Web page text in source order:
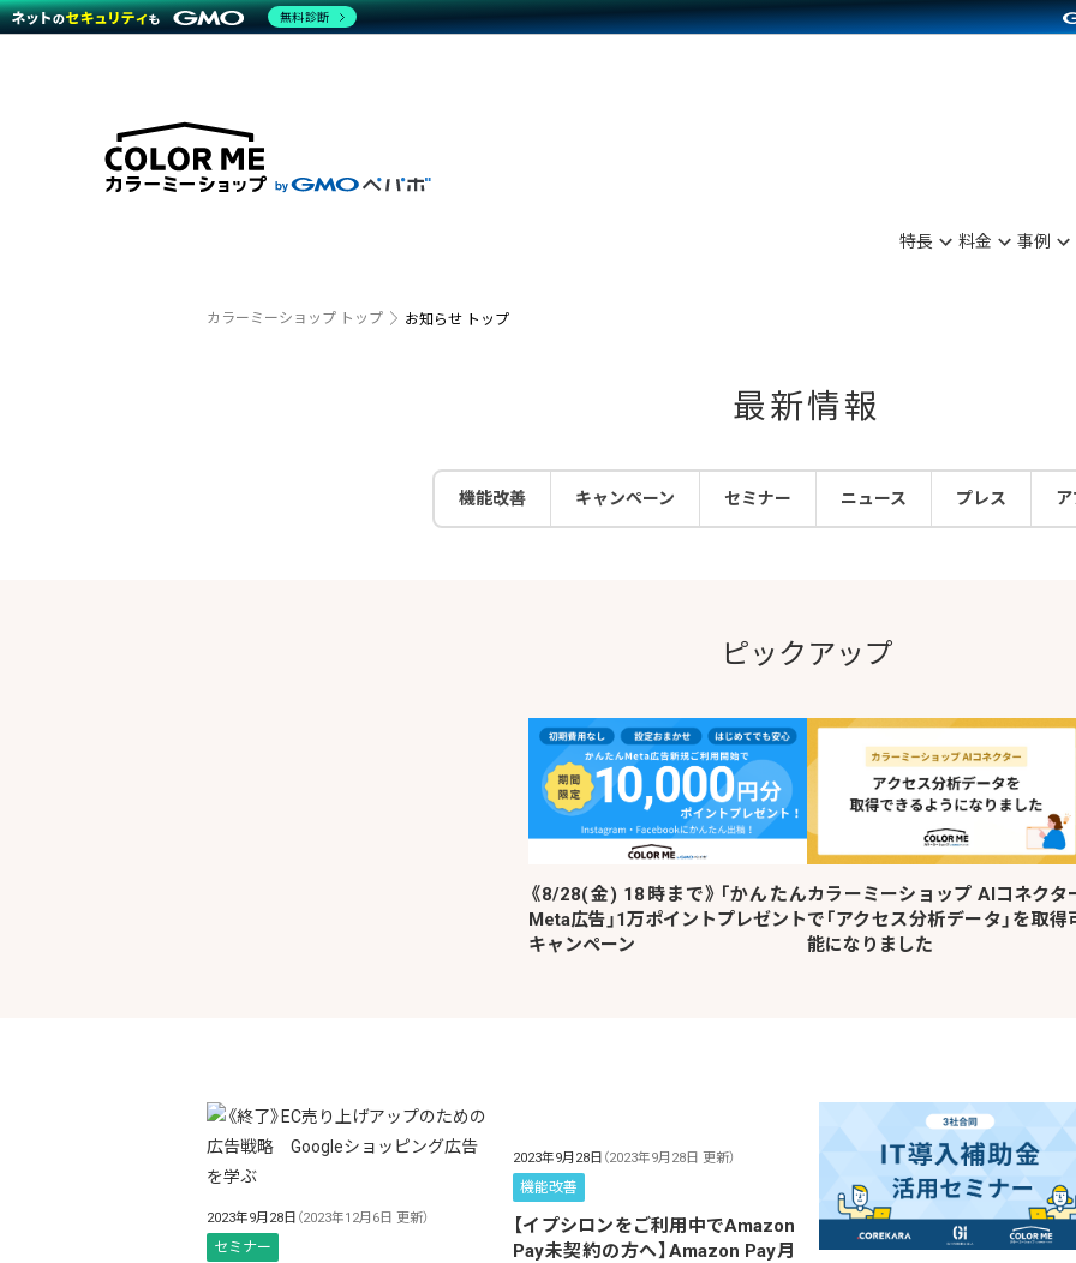
特長 料金 事例
特長
商材一覧を見る
機能一覧を見る
特長別に見る
売上につながる集客
複数店舗との連携
業種別に見る
料金シミュレーション
運営サポート
開発・API連携代行
カラーミーショップ トップ お知らせ トップ
最新情報
機能改善 キャンペーン セミナー ニュース プレス
ピックアップ
《8/28(金) 18時まで》「かんたん
Meta広告」1万ポイントプレゼント
キャンペーン
カラーミーショップ AIコネクタ
で「アクセス分析データ」を取得
能になりました
2023年9月28日 （2023年12月6日 更新）
セミナー
2023年9月28日 （2023年9月28日 更新）
機能改善
【イプシロンをご利用中でAmazon
Pay未契約の方へ】Amazon Pay月
無料診断